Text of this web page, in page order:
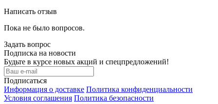
Написать отзыв
Пока не было вопросов.
Задать вопрос
Подписка на новости
Будьте в курсе новых акций и спецпредложений!
Подписаться
Информация о доставке Политика конфиденциальности
Условия соглашения Политика безопасности